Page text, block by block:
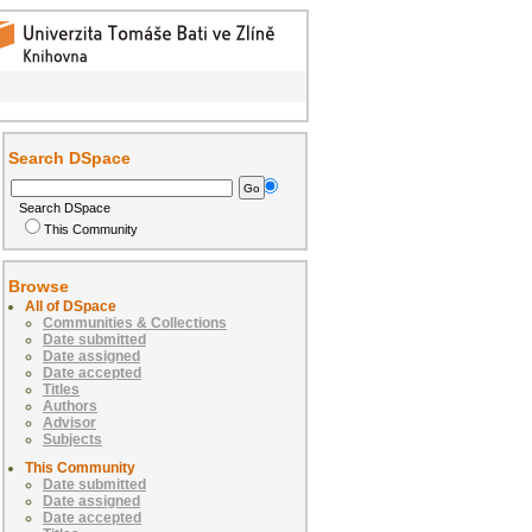
Search DSpace
Search DSpace
This Community
Browse
All of DSpace
Communities & Collections
Date submitted
Date assigned
Date accepted
Titles
Authors
Advisor
Subjects
This Community
Date submitted
Date assigned
Date accepted